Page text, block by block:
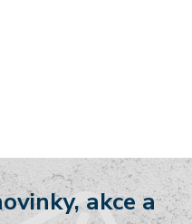
akce a